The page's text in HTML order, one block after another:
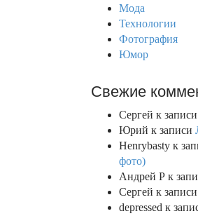
Мода
Технологии
Фотография
Юмор
Свежие
Сергей к записи
Юрий к записи
Henrybasty к
фото)
Андрей Р к
Сергей к записи
depressed к